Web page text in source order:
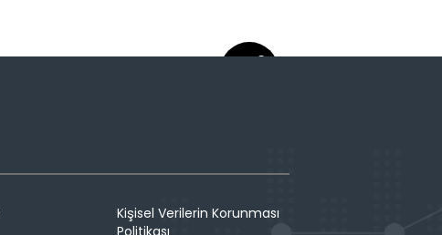
Kişisel Verilerin Korunması
Politikası